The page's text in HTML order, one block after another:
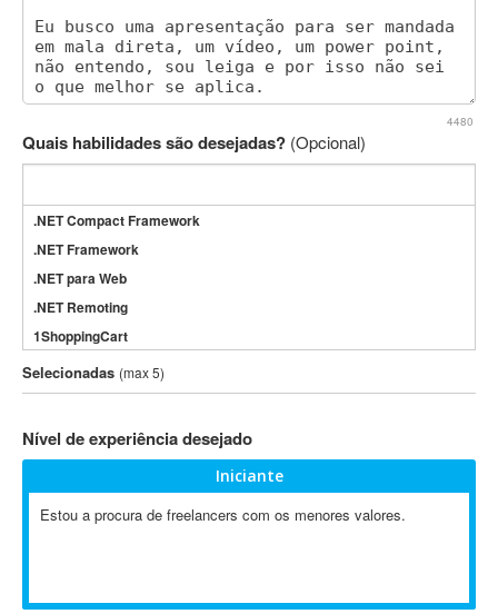
4480
Quais habilidades são desejadas? (Opcional)
.NET Compact Framework
.NET Framework
.NET para Web
.NET Remoting
1ShoppingCart
3DS Max
3GSM
802.11
A-GPS
Selecionadas (max 5)
Nível de experiência desejado
Iniciante
Estou a procura de freelancers com os menores valores.